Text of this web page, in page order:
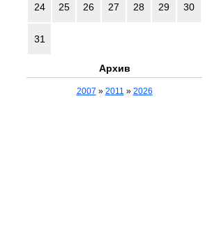
24 25 26 27 28 29 30
31
Архив
2007 » 2011 » 2026